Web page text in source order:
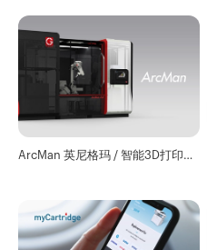
ArcMan 英尼格玛 / 智能3D打印及